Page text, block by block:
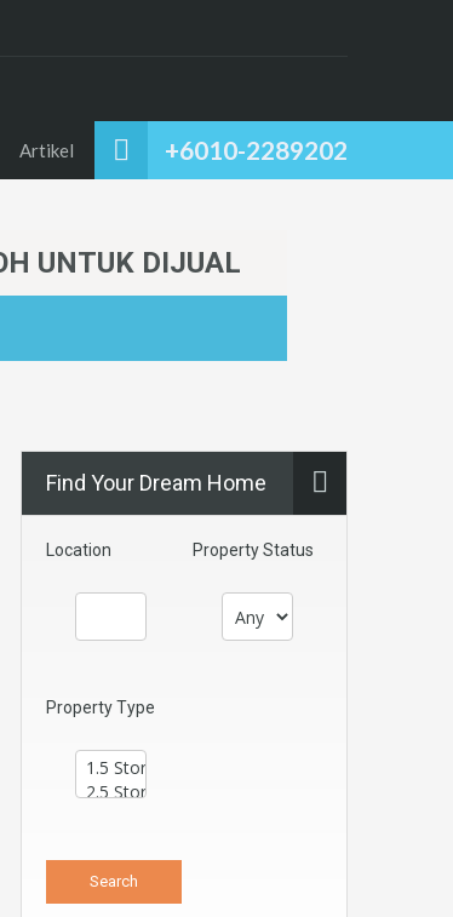
+6010-2289202
Artikel
UNTUK DIJUAL
Find Your Dream Home
Location Property Status
Property Type